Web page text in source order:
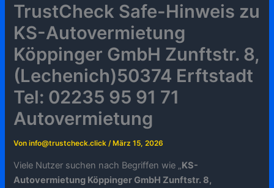
TrustCheck Safe-Hinweis zu
KS-Autovermietung
Köppinger GmbH Zunftstr. 8,
(Lechenich)50374 Erftstadt
Tel: 02235 95 91 71
Autovermietung
Voninfo@trustcheck.click/ März 15, 2026
Viele Nutzer suchen nach Begriffen wie „KS-
Autovermietung Köppinger GmbH Zunftstr. 8,